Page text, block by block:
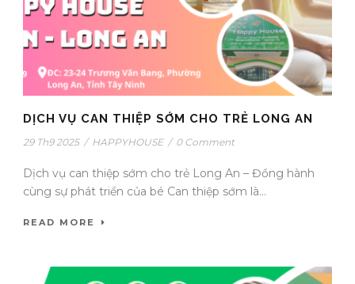
DỊCH VỤ CAN THIỆP SỚM CHO TRẺ LONG AN
29 Th9 2025 / HAPPYHOUSE / 0 Comment
Dịch vụ can thiệp sớm cho trẻ Long An – Đồng hành
cùng sự phát triển của bé Can thiệp sớm là...
READ MORE